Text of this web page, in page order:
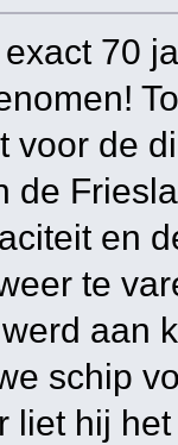
70
voor de
de
en
te
aan
schip
liet hij